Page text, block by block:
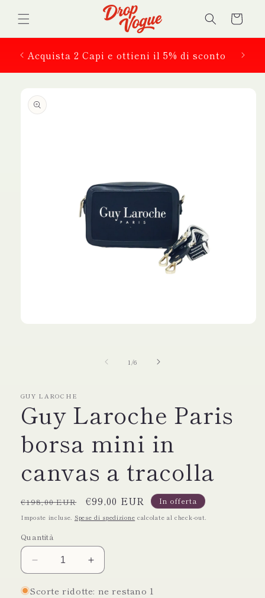
direttamente
ai contenuti
Carrello
Acquista 2 Capi e ottieni il 5% di sconto
informazioni
sul prodotto
1 /su
6
GUY LAROCHE
Guy Laroche Paris
borsa mini in
canvas a tracolla
Prezzo
di
€198,00 EUR
Prezzo
scontato
€99,00 EUR In offerta
Imposte incluse. Spese di spedizione calcolate al check-out.
Quantità
Diminuisci
quantità
per
Aumenta
quantità
per
Scorte ridotte: ne restano 1